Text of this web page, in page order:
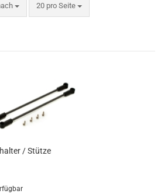
20 pro Seite
pro Seite
/ Stütze